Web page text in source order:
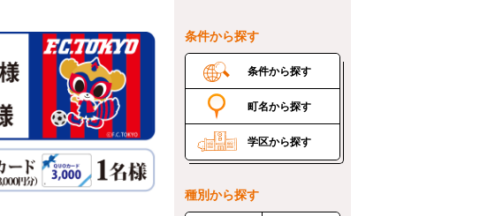
条件から探す
条件から探す
町名から探す
学区から探す
種別から探す